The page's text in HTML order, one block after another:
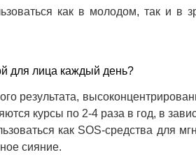
как в молодом, так и в
для лица каждый день?
результата,
курсы по 2-4 раза в год, в
как SOS-средства для
сияние.